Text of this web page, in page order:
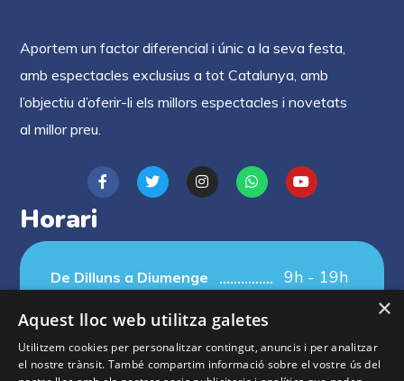
Aportem un factor diferencial i únic a la seva festa,
amb espectacles exclusius a tot Catalunya, amb
l’objectiu d’oferir-li els millors espectacles i novetats
al millor preu.
Horari
De Dilluns a Diumenge 9h - 19h
×
Aquest lloc web utilitza galetes
Utilitzem cookies per personalitzar contingut, anuncis i per analitzar
el nostre trànsit. També compartim informació sobre el vostre ús del